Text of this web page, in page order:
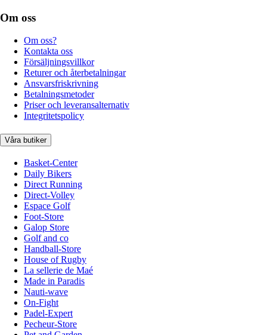
Om oss
Om oss?
Kontakta oss
Försäljningsvillkor
Returer och återbetalningar
Ansvarsfriskrivning
Betalningsmetoder
Priser och leveransalternativ
Integritetspolicy
Våra butiker
Basket-Center
Daily Bikers
Direct Running
Direct-Volley
Espace Golf
Foot-Store
Galop Store
Golf and co
Handball-Store
House of Rugby
La sellerie de Maé
Made in Paradis
Nauti-wave
On-Fight
Padel-Expert
Pecheur-Store